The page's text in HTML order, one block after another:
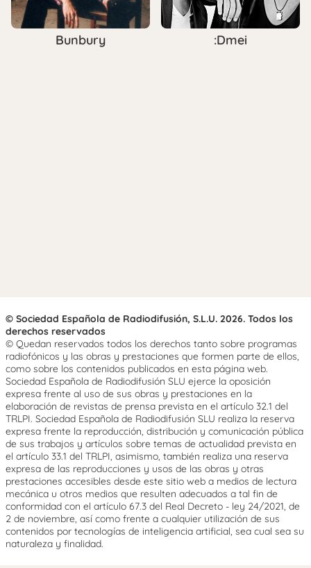
Bunbury :Dmei
© Sociedad Española de Radiodifusión, S.L.U. 2026. Todos los
derechos reservados
© Quedan reservados todos los derechos tanto sobre programas
radiofónicos y las obras y prestaciones que formen parte de ellos,
como sobre los contenidos publicados en esta página web.
Sociedad Española de Radiodifusión SLU ejerce la oposición
expresa frente al uso de sus obras y prestaciones en la
elaboración de revistas de prensa prevista en el artículo 32.1 del
TRLPI. Sociedad Española de Radiodifusión SLU realiza la reserva
expresa frente la reproducción, distribución y comunicación pública
de sus trabajos y artículos sobre temas de actualidad prevista en
el artículo 33.1 del TRLPI, asimismo, también realiza una reserva
expresa de las reproducciones y usos de las obras y otras
prestaciones accesibles desde este sitio web a medios de lectura
mecánica u otros medios que resulten adecuados a tal fin de
conformidad con el artículo 67.3 del Real Decreto - ley 24/2021, de
2 de noviembre, así como frente a cualquier utilización de sus
contenidos por tecnologías de inteligencia artificial, sea cual sea su
naturaleza y finalidad.